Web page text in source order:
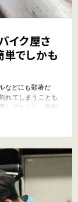
イク屋さ
単でしかも
などにも顕著だ
れてしまうことも
しておくと、振動
補修を行いパーツ
…